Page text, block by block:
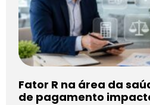
Fator R na área da
de pagamento